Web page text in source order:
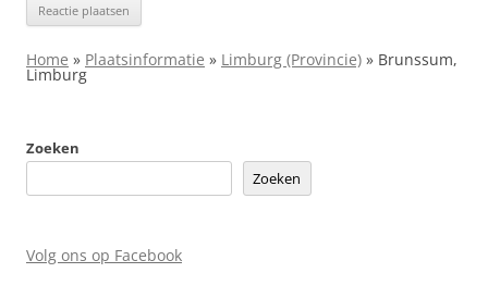
Home » Plaatsinformatie » Limburg (Provincie) » Brunssum,
Limburg
Zoeken
Zoeken
Volg ons op Facebook